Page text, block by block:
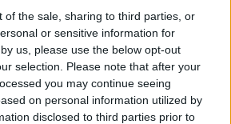
of the sale, sharing to third parties, or
or sensitive information for
us, please use the below opt-out
selection. Please note that after your
you may continue seeing
on personal information utilized by
disclosed to third parties prior to
d’umore
teatro​
rispetto